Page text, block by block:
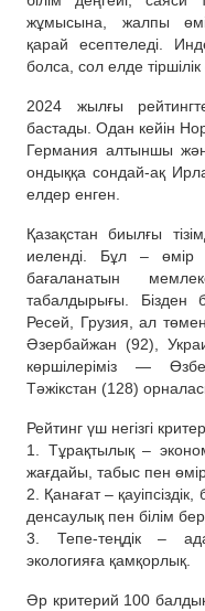
жұмысына, жалпы
қарай есептеледі.
болса, сол елде
2024 жылғы
бастады. Одан кейін
Германия алтыншы
ондыққа сондай-ақ
елдер енген.
Қазақстан биылғы
иеленді. Бұл – өмір
бағаланатын
табалдырығы. Бізден
Ресей, Грузия, ал
Әзербайжан (92),
көршілеріміз —
Тәжікстан (128)
Рейтинг үш негізгі
1. Тұрақтылық –
жағдайы, табыс пен
2. Қанағат –
денсаулық пен білім
3. Тепе-теңдік –
экологияға қамқорлық.
Әр критерий 100